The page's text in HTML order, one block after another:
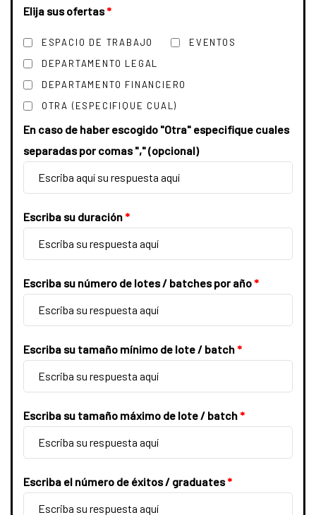
Elija sus ofertas*
ESPACIO DE TRABAJO
EVENTOS
DEPARTAMENTO LEGAL
DEPARTAMENTO FINANCIERO
OTRA (ESPECIFIQUE CUAL)
En caso de haber escogido "Otra" especifique cuales
separadas por comas "," (opcional)
Escriba su duración *
Escriba su número de lotes / batches por año *
Escriba su tamaño mínimo de lote / batch *
Escriba su tamaño máximo de lote / batch *
Escriba el número de éxitos / graduates*